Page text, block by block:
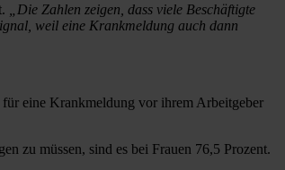
„Die Zahlen zeigen, dass viele Beschäftigte
weil eine Krankmeldung auch dann
eine Krankmeldung vor ihrem Arbeitgeber
zu müssen, sind es bei Frauen 76,5 Prozent.